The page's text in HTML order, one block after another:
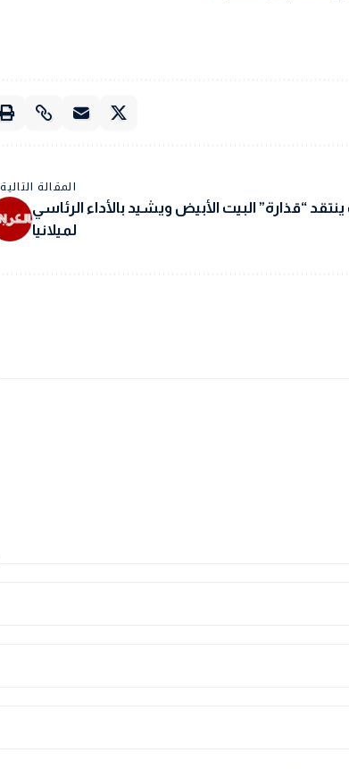
المقالة التالية
“قذارة” البيت الأبيض ويشيد بالأداء الرئاسي
لميلانيا